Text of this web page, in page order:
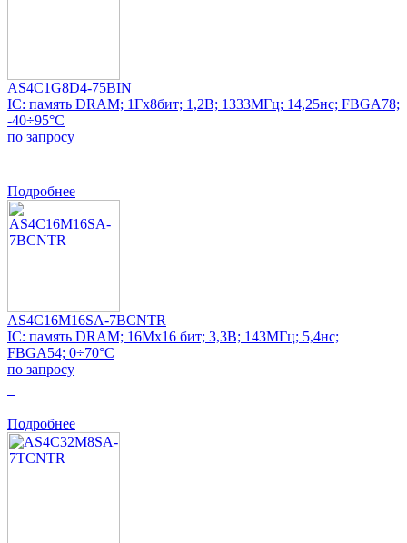
AS4C1G8D4-75BIN
IC: память DRAM; 1Гx8бит; 1,2В; 1333МГц; 14,25нс; FBGA78;
-40÷95°C
по запросу
Подробнее
AS4C16M16SA-7BCNTR
IC: память DRAM; 16Mx16 бит; 3,3В; 143МГц; 5,4нс;
FBGA54; 0÷70°C
по запросу
Подробнее